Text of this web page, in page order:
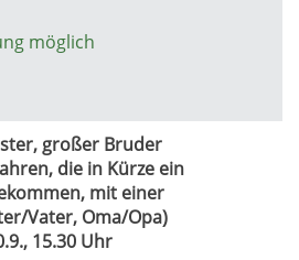
möglich
großer Bruder
die in Kürze ein
mit einer
Vater, Oma/Opa)
15.30 Uhr